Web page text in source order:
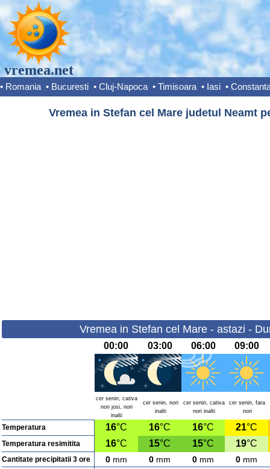
vremea.net
• Romania • Bucuresti • Cluj-Napoca • Timisoara • Iasi •
Vremea in Stefan cel Mare judetul Neamt
Vremea in Stefan cel Mare - astazi -
00:00 03:00 06:00 09:00
cer senin, cativa
nori josi, nori
inalti
cer senin, nori
inalti
cer senin, cativa
nori inalti
cer senin, fara
nori
Temperatura 16°C 16°C 16°C 21°C
Temperatura resimitita 16°C 15°C 15°C 19°C
Cantitate precipitatii 3 ore 0 mm 0 mm 0 mm 0 mm